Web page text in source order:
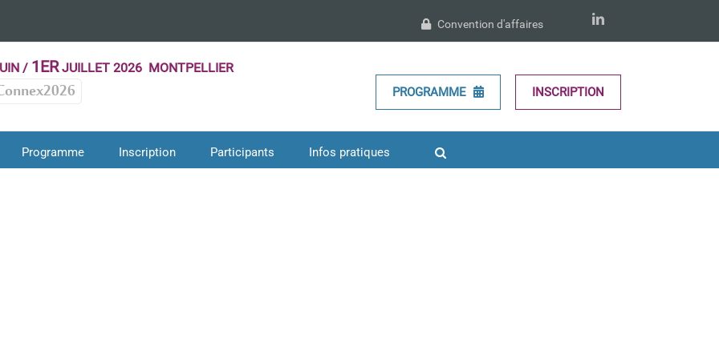
LinkedIn
Convention d'affaires
/ 1ERJUILLET 2026 MONTPELLIER
PROGRAMME INSCRIPTION
Programme Inscription Participants Infos pratiques